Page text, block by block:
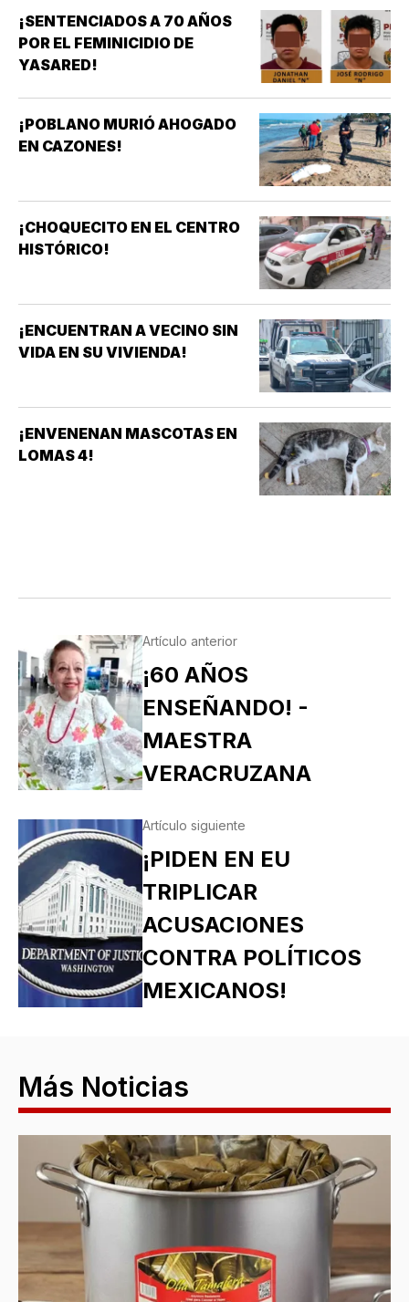
¡SENTENCIADOS A 70 AÑOS
POR EL FEMINICIDIO DE
YASARED!
¡POBLANO MURIÓ AHOGADO
EN CAZONES!
¡CHOQUECITO EN EL CENTRO
HISTÓRICO!
¡ENCUENTRAN A VECINO SIN
VIDA EN SU VIVIENDA!
¡ENVENENAN MASCOTAS EN
LOMAS 4!
Artículo anterior
¡60 AÑOS
ENSEÑANDO! -
MAESTRA
VERACRUZANA
Artículo siguiente
¡PIDEN EN EU
TRIPLICAR
ACUSACIONES
CONTRA POLÍTICOS
MEXICANOS!
Más Noticias